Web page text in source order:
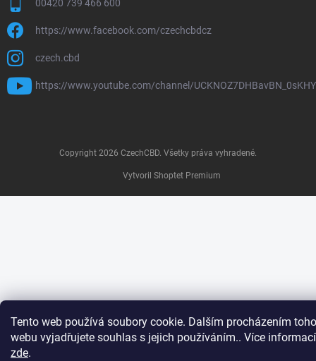
Tento web používá soubory cookie. Dalším procházením
webu vyjadřujete souhlas s jejich používáním.. Více informací
zde.
00420 739 466 600
https://www.facebook.com/czechcbdcz
czech.cbd
https://www.youtube.com/channel/
Vytvoril Shoptet Premium
Copyright 2026 CzechCBD. Všetky práva vyhradené.